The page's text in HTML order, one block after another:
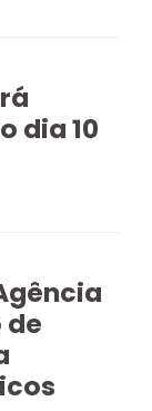
dia 10
de